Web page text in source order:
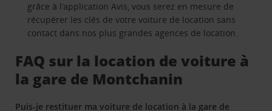
grâce à l’application Avis, vous serez en mesure de
récupérer les clés de votre voiture de location sans
contact dans nos plus grandes agences de location.
FAQ sur la location de voiture à
la gare de Montchanin
Puis-je restituer ma voiture de location à la gare de